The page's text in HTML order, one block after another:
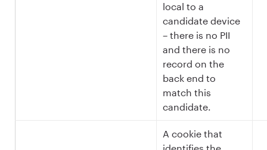
local to a
candidate device
– there is no PII
and there is no
record on the
back end to
match this
candidate.
A cookie that